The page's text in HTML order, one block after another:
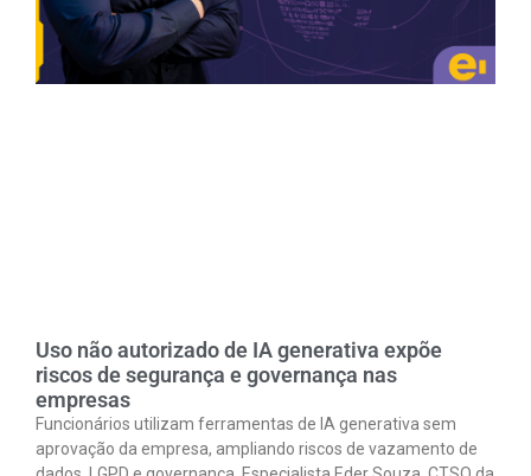
Uso não autorizado de IA generativa expõe
riscos de segurança e governança nas
empresas
Funcionários utilizam ferramentas de IA generativa sem
aprovação da empresa, ampliando riscos de vazamento de